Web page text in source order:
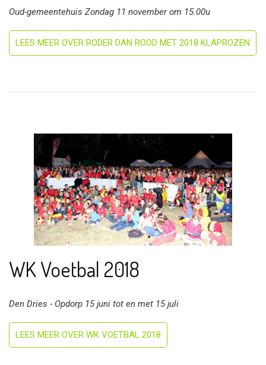
Oud-gemeentehuis Zondag 11 november om 15.00u
LEES MEER OVER RODER DAN ROOD MET 2018 KLAPROZEN
WK Voetbal 2018
Den Dries - Opdorp 15 juni tot en met 15 juli
LEES MEER OVER WK VOETBAL 2018